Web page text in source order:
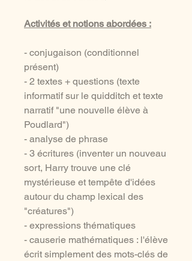
Activités et notions abordées :
- conjugaison (conditionnel
présent)
- 2 textes + questions (texte
informatif sur le quidditch et texte
narratif "une nouvelle élève à
Poudlard")
- analyse de phrase
- 3 écritures (inventer un nouveau
sort, Harry trouve une clé
mystérieuse et tempête d'idées
autour du champ lexical des
"créatures")
- expressions thématiques
- causerie mathématiques : l'élève
écrit simplement des mots-clés de